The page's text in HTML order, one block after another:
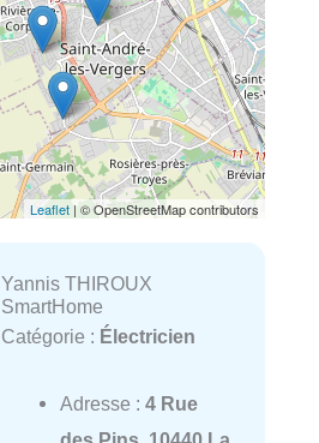
Leaflet | © OpenStreetMap contributors
Yannis THIROUX
SmartHome
Catégorie : Électricien
Adresse : 4 Rue